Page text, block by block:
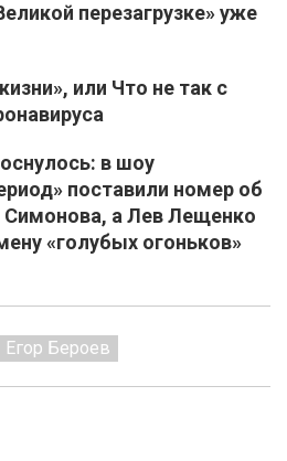
перезагрузке» уже
или Что не так с
в шоу
поставили номер об
Симонова, а Лев Лещенко
«голубых огоньков»
Егор Бероев